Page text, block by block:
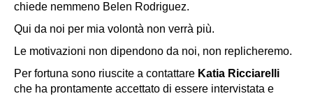
chiede nemmeno Belen Rodriguez.
Qui da noi per mia volontà non verrà più.
Le motivazioni non dipendono da noi, non replicheremo.
Per fortuna sono riuscite a contattare Katia Ricciarelli
che ha prontamente accettato di essere intervistata e